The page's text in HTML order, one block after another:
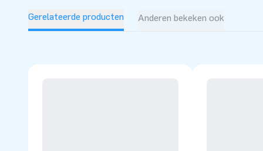
Gerelateerde producten Anderen bekeken ook